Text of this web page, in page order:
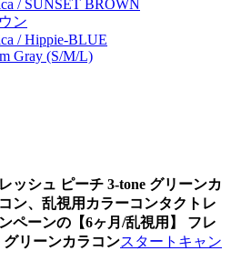
ッシュ ピーチ 3-tone グリーンカ
ン、乱視用カラーコンタクトレ
ペーンの【6ヶ月/乱視用】 フレ
グリーンカラコンスタートキャン